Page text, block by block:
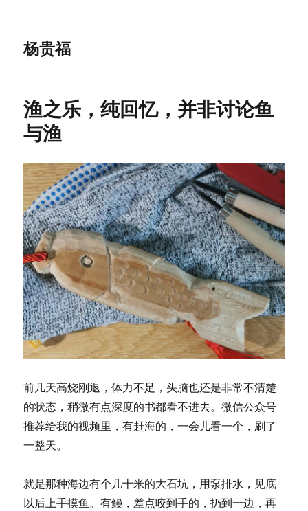
杨贵福
渔之乐，纯回忆，并非讨论鱼
与渔
前几天高烧刚退，体力不足，头脑也还是非常不清楚
的状态，稍微有点深度的书都看不进去。微信公众号
推荐给我的视频里，有赶海的，一会儿看一个，刷了
一整天。
就是那种海边有个几十米的大石坑，用泵排水，见底
以后上手摸鱼。有鳗，差点咬到手的，扔到一边，再